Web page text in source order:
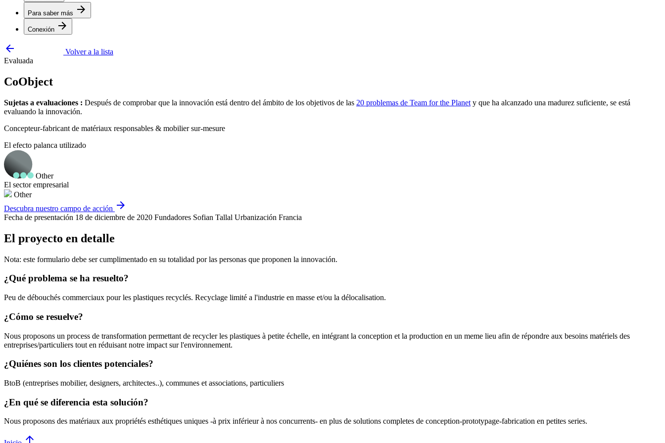
Para saber más arrow_forward
Conexión arrow_forward
arrow_backward
Volver a la lista
Evaluada
CoObject
Sujetas a evaluaciones : Después de comprobar que la innovación está dentro del ámbito de los objetivos de las 20 problemas de Team for the Planet y que ha alcanzado una madurez suficiente, se está
evaluando la innovación.
Concepteur-fabricant de matériaux responsables & mobilier sur-mesure
El efecto palanca utilizado
Other
El sector empresarial
Other
Descubra nuestro campo de acción arrow_forward
Fecha de presentación 18 de diciembre de 2020 Fundadores Sofian Tallal Urbanización Francia
El proyecto en detalle
Nota: este formulario debe ser cumplimentado en su totalidad por las personas que proponen la innovación.
¿Qué problema se ha resuelto?
Peu de débouchés commerciaux pour les plastiques recyclés. Recyclage limité a l'industrie en masse et/ou la délocalisation.
¿Cómo se resuelve?
Nous proposons un process de transformation permettant de recycler les plastiques à petite échelle, en intégrant la conception et la production en un meme lieu afin de répondre aux besoins matériels des
entreprises/particuliers tout en réduisant notre impact sur l'environnement.
¿Quiénes son los clientes potenciales?
BtoB (entreprises mobilier, designers, architectes..), communes et associations, particuliers
¿En qué se diferencia esta solución?
Nous proposons des matériaux aux propriétés esthétiques uniques -à prix inférieur à nos concurrents- en plus de solutions completes de conception-prototypage-fabrication en petites series.
arrow_upward